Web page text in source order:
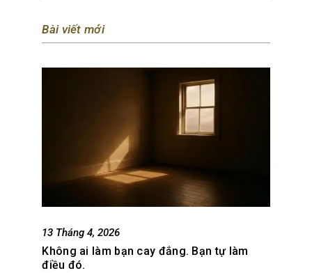
Bài viết mới
13 Tháng 4, 2026
Không ai làm bạn cay đắng. Bạn tự làm
điều đó.